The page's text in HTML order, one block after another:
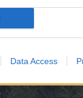
Data Access